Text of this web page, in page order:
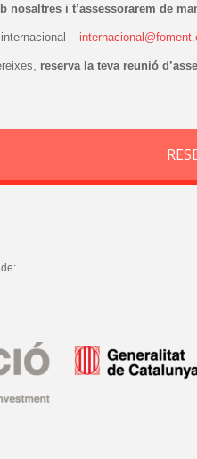
nosaltres i t’assessorarem de
–
reserva la teva reunió